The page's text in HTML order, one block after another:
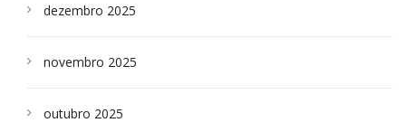
dezembro 2025
novembro 2025
outubro 2025